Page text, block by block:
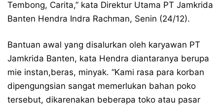
Tembong, Carita,” kata Direktur Utama PT Jamkrida
Banten Hendra Indra Rachman, Senin (24/12).
Bantuan awal yang disalurkan oleh karyawan PT
Jamkrida Banten, kata Hendra diantaranya berupa
mie instan,beras, minyak. “Kami rasa para korban
dipengungsian sangat memerlukan bahan poko
tersebut, dikarenakan beberapa toko atau pasar